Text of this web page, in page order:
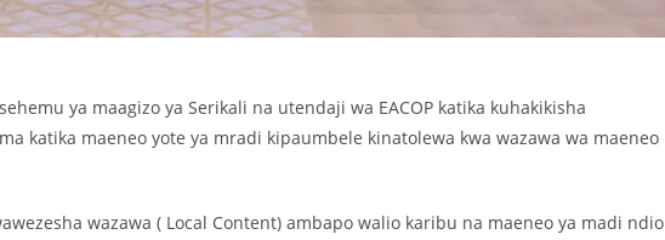
ya maagizo ya Serikali na utendaji wa EACOP katika kuhakikisha
katika maeneo yote ya mradi kipaumbele kinatolewa kwa wazawa wa maeneo
wazawa ( Local Content) ambapo walio karibu na maeneo ya madi ndio